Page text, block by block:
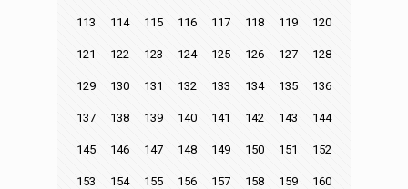
113 114 115 116 117 118 119 120
121 122 123 124 125 126 127 128
129 130 131 132 133 134 135 136
137 138 139 140 141 142 143 144
145 146 147 148 149 150 151 152
153 154 155 156 157 158 159 160